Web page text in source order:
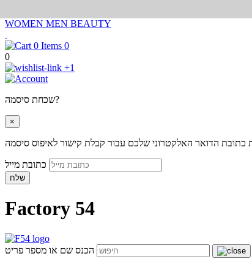
WOMEN MEN BEAUTY
0
0
+1
שכחת סיסמה?
×
כתובת הדואר האלקטרוני שלכם עבור קבלת קישור לאיפוס סיסמה
שלח
Factory 54
הכנס שם או מספר פריט